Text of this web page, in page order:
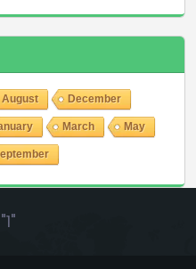
August December
March May